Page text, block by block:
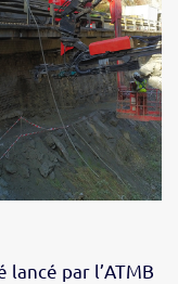
par l’ATMB